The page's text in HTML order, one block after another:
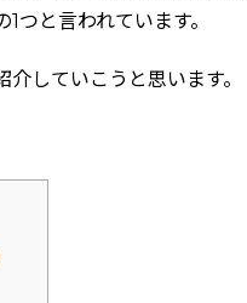
つと言われています。
していこうと思います。